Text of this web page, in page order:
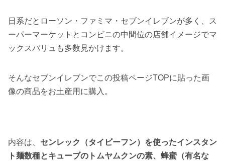
日系だとローソン・ファミマ・セブンイレブンが多く、ス
ーパーマーケットとコンビニの中間位の店舗イメージでマ
ックスバリュも多数見かけます。
そんなセブンイレブンでこの投稿ページTOPに貼った画
像の商品をお土産用に購入。
内容は、 センレック（タイビーフン）を使ったインスタン
ト麺数種とキューブのトムヤムクンの素、蜂蜜（有名な